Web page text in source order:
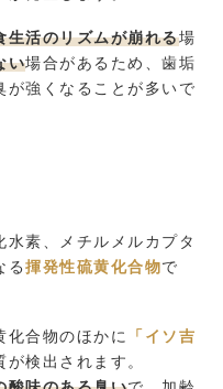
生活のリズムが崩れる場
い場合があるため、歯垢
が強くなることが多いで
素、メチルメルカプタ
る揮発性硫黄化合物で
化合物のほかに
「イソ吉
が検出されます。